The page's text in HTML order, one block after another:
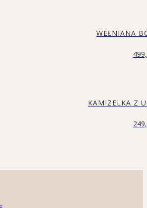
WEŁNIANA
KAMIZELKA Z